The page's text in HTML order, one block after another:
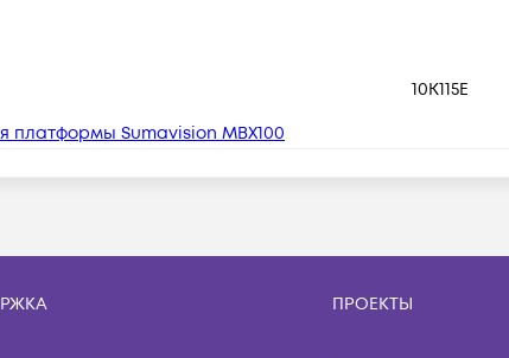
платформы Sumavision MBX100
10K115E
ПРОЕКТЫ